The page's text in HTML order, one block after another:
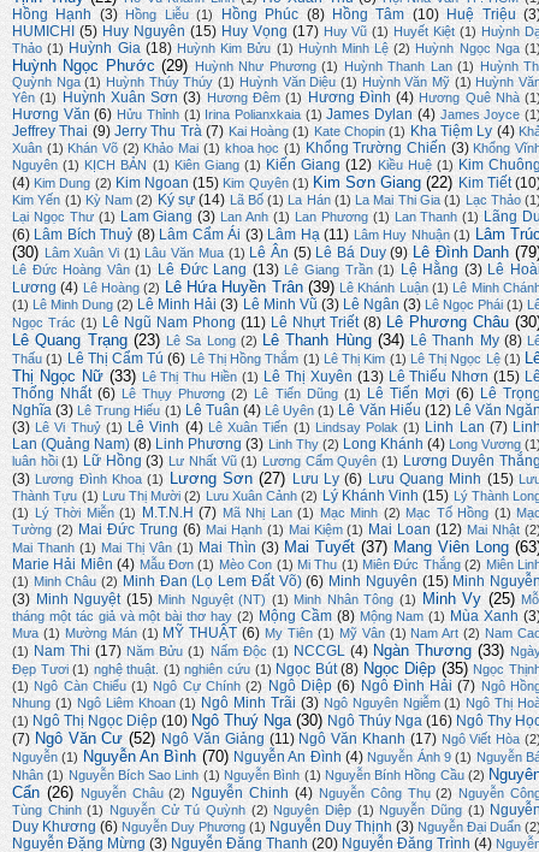
Hồng Hạnh (3) Hồng Liễu (1) Hồng Phúc (8) Hồng Tâm (10) Huệ Triệu
HUMICHI
(5) Huy Nguyên (15) Huy Vọng (17) Huy Vũ (1) Huyết Kiệt (1) Huỳnh
Thảo (1) Huỳnh Gia (18) Huỳnh Kim Bửu (1) Huỳnh Minh Lệ (2) Huỳnh Ngọc Nga
Huỳnh Ngọc Phước (29) Huỳnh Như Phương (1) Huỳnh Thanh Lan (1)
Huỳnh
Quỳnh Nga (1) Huỳnh Thúy Thúy (1) Huỳnh Văn Diệu (1) Huỳnh Văn Mỹ (1) Huỳnh
Yên (1) Huỳnh Xuân Sơn (3) Hương Đêm (1) Hương Đình (4) Hương Quê Nhà
Hương Văn (6) Hửu Thỉnh (1) Irina Polianxkaia (1) James Dylan (4) James Joyce
Jeffrey Thai (9) Jerry Thu Trà (7) Kai Hoàng (1) Kate Chopin (1) Kha Tiệm Ly (4)
Xuân (1) Khán Võ (2) Khảo Mai (1) khoa học (1) Khổng Trường Chiến (3) Khổng
Nguyên (1) KỊCH BẢN (1) Kiên Giang (1) Kiến Giang (12) Kiều Huệ (1) Kim
(4) Kim Dung (2) Kim Ngoan (15) Kim Quyên (1) Kim Sơn Giang (22) Kim Tiết
Kim Yến (1) Kỳ Nam (2) Ký sự (14) Lã Bố (1) La Hán (1) La Mai Thi Gia (1) Lạc Thảo
Lại Ngọc Thư (1) Lam Giang (3) Lan Anh (1) Lan Phương (1) Lan Thanh (1) Lãng
(6) Lâm Bích Thuỷ (8) Lâm Cẩm Ái (3) Lâm Hạ (11) Lâm Huy Nhuận (1) Lâm
(30) Lâm Xuân Vi (1) Lâu Văn Mua (1) Lê Ân (5) Lê Bá Duy (9) Lê Đình Danh
Lê Đức Hoàng Vân (1) Lê Đức Lang (13) Lê Giang Trần (1) Lệ Hằng (3) Lê
Lương (4) Lê Hoàng (2) Lê Hứa Huyền Trân (39) Lê Khánh Luận (1) Lê Minh
(1) Lê Minh Dung (2) Lê Minh Hải (3) Lê Minh Vũ (3) Lê Ngân (3) Lê Ngọc Phái (1)
Ngọc Trác (1) Lê Ngũ Nam Phong (11) Lê Nhựt Triết (8) Lê Phương Châu
Lê Quang Trạng (23) Lê Sa Long (2) Lê Thanh Hùng (34) Lê Thanh My (8)
Thấu (1) Lê Thị Cẩm Tú (6) Lê Thị Hồng Thắm (1) Lê Thị Kim (1) Lê Thị Ngọc Lệ (1)
Thị Ngọc Nữ (33) Lê Thị Thu Hiền (1) Lê Thị Xuyên (13) Lê Thiếu Nhơn (15)
Thống Nhất (6) Lê Thụy Phương (2) Lê Tiến Dũng (1) Lê Tiến Mợi (6) Lê
Nghĩa (3) Lê Trung Hiếu (1) Lê Tuân (4) Lê Uyên (1) Lê Văn Hiếu (12) Lê Văn
(3) Lê Vi Thuỷ (1) Lê Vinh (4) Lê Xuân Tiến (1) Lindsay Polak (1) Linh Lan (7)
Lan (Quảng Nam) (8) Linh Phương (3) Linh Thy (2) Long Khánh (4) Long Vương
luân hồi (1) Lữ Hồng (3) Lư Nhất Vũ (1) Lương Cẩm Quyên (1) Lương Duyên
(3) Lương Đình Khoa (1) Lương Sơn (27) Lưu Ly (6) Lưu Quang Minh (15)
Thành Tựu (1) Lưu Thị Mười (2) Lưu Xuân Cảnh (2) Lý Khánh Vinh (15) Lý Thành
(1) Lý Thời Miễn (1) M.T.N.H (7) Mã Nhị Lan (1) Mạc Minh (2) Mạc Tố Hồng (1)
Tường (2) Mai Đức Trung (6) Mai Hạnh (1) Mai Kiệm (1) Mai Loan (12) Mai Nhật
Mai Thanh (1) Mai Thị Vân (1) Mai Thìn (3) Mai Tuyết (37) Mang Viên Long
Marie Hải Miên (4) Mẫu Đơn (1) Mèo Con (1) Mi Thu (1) Miên Đức Thắng (2) Miên
(1) Minh Châu (2) Minh Đan (Lọ Lem Đất Võ) (6) Minh Nguyên (15) Minh
(3) Minh Nguyệt (15) Minh Nguyệt (NT) (1) Minh Nhân Tông (1) Minh Vy (25)
tháng một tác giả và một bài thơ hay (2) Mộng Cầm (8) Mộng Nam (1) Mùa Xanh
Mưa (1) Mường Mán (1) MỸ THUẬT (6) My Tiên (1) Mỹ Vân (1) Nam Art (2) Nam
(1) Nam Thi (17) Năm Bửu (1) Nấm Độc (1) NCCGL (4) Ngàn Thương (33)
Đẹp Tươi (1) nghệ thuật. (1) nghiên cứu (1) Ngọc Bút (8) Ngọc Diệp (35) Ngọc
(1) Ngô Càn Chiểu (1) Ngô Cự Chính (2) Ngô Diệp (6) Ngô Đình Hải (7) Ngô
Nhung (1) Ngô Liêm Khoan (1) Ngô Minh Trãi (3) Ngô Nguyên Ngiễm (1) Ngô Thị
(1) Ngô Thị Ngọc Diệp (10) Ngô Thuý Nga (30) Ngô Thúy Nga (16) Ngô Thy
(7) Ngô Văn Cư (52) Ngô Văn Giảng (11) Ngô Văn Khanh (17) Ngô Viết Hòa
Nguyễn (1) Nguyễn An Bình (70) Nguyễn An Đình (4) Nguyễn Ánh 9 (1) Nguyễn
Nhân (1) Nguyễn Bích Sao Linh (1) Nguyễn Bình (1) Nguyễn Bính Hồng Cầu (2)
Cẩn (26) Nguyễn Châu (2) Nguyễn Chinh (4) Nguyễn Công Thụ (2) Nguyễn
Tùng Chinh (1) Nguyễn Cử Tú Quỳnh (2) Nguyên Diệp (1) Nguyễn Dũng (1)
Duy Khương (6) Nguyễn Duy Phương (1) Nguyễn Duy Thịnh (3) Nguyễn Đại Duẩn
Nguyễn Đặng Mừng (3) Nguyễn Đăng Thanh (20) Nguyễn Đăng Trình (4)